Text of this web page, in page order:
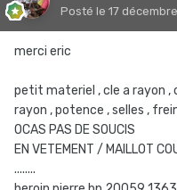
Posté le 17
merci eric
petit materiel , cle a rayon ,
rayon , potence , selles ,
OCAS PAS DE SOUCIS
EN VETEMENT / MAILLOT
........